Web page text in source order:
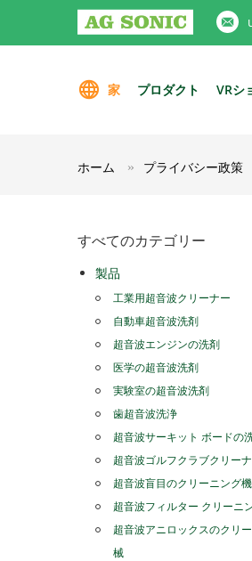
家 プロダクト VRシ
ホーム プライバシー政策
すべてのカテゴリー
製品
工業用超音波クリーナー
自動車超音波洗剤
超音波エンジンの洗剤
医学の超音波洗剤
実験室の超音波洗剤
歯超音波洗浄
超音波サーキット ボードの
超音波ゴルフクラブクリー
超音波盲目のクリーニング
超音波フィルター クリーニ
超音波アニロックスのクリ
械